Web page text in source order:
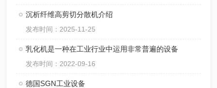
沉析纤维高剪切分散机介绍
发布时间：2025-11-25
乳化机是一种在工业行业中运用非常普遍的设备
发布时间：2022-09-16
德国SGN工业设备